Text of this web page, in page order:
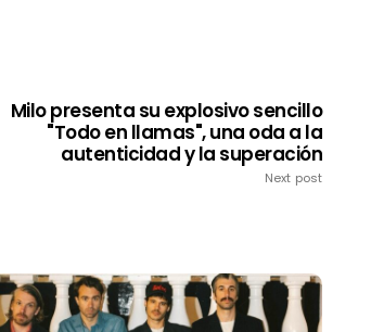
Milo presenta su explosivo sencillo
"Todo en llamas", una oda a la
autenticidad y la superación
Next post